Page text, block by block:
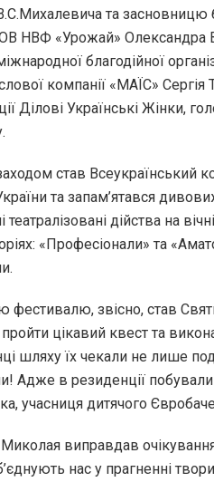
та
НВФ «Урожай» Олександра
благодійної
компанії «МАЇС» Сергія
Ділові Українські Жінки,
став Всеукраїнський
та запам’ятався
дійства на
«Професіонали» та
звісно, став
цікавий квест та
шляху їх чекали не лише
Адже в резиденції
учасниця дитячого
виправдав
нас у прагненні